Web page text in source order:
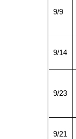
9/9
9/14
9/23
9/21